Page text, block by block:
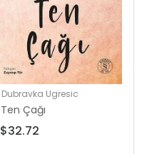
Dubravka Ugresic
Ten Çağı
$32.72